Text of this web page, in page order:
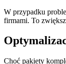
W przypadku
firmami. To
Choć pakiety